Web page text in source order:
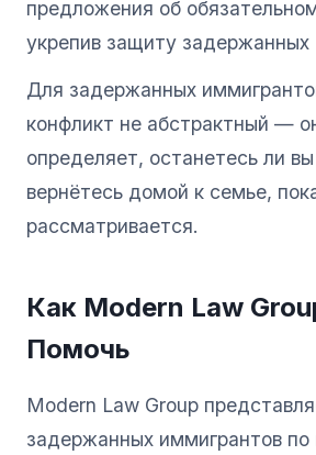
предложения об
укрепив защиту задержанных
Для задержанных
конфликт не абстрактный —
определяет, останетесь ли
вернётесь домой к семье,
рассматривается.
Как Modern Law
Помочь
Modern Law Group
задержанных иммигрантов по